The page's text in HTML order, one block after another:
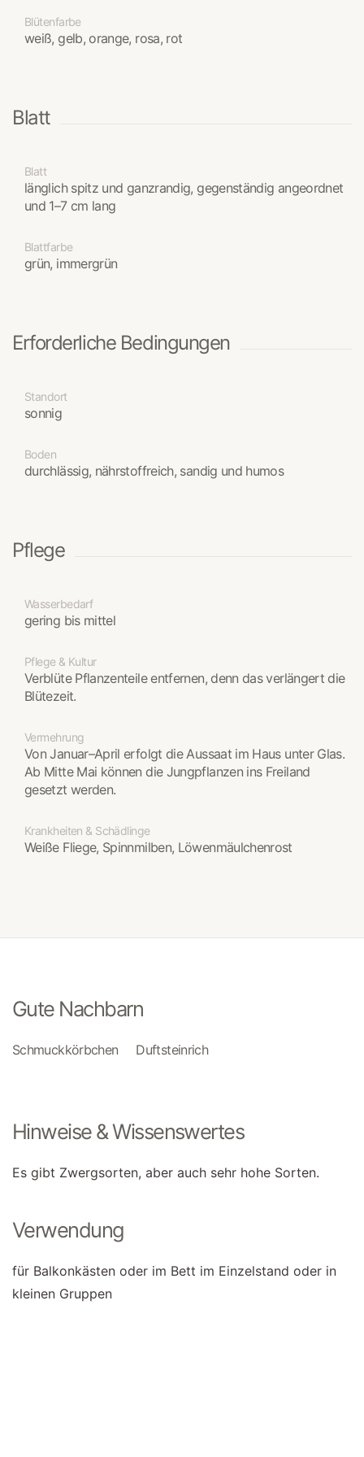
Blütenfarbe
weiß, gelb, orange, rosa, rot
Blatt
Blatt
länglich spitz und ganzrandig, gegenständig angeordnet
und 1–7 cm lang
Blattfarbe
grün, immergrün
Erforderliche Bedingungen
Standort
sonnig
Boden
durchlässig, nährstoffreich, sandig und humos
Pflege
Wasserbedarf
gering bis mittel
Pflege & Kultur
Verblüte Pflanzenteile entfernen, denn das verlängert die
Blütezeit.
Vermehrung
Von Januar–April erfolgt die Aussaat im Haus unter Glas.
Ab Mitte Mai können die Jungpflanzen ins Freiland
gesetzt werden.
Krankheiten & Schädlinge
Weiße Fliege, Spinnmilben, Löwenmäulchenrost
Gute Nachbarn
Schmuckkörbchen Duftsteinrich
Hinweise & Wissenswertes
Es gibt Zwergsorten, aber auch sehr hohe Sorten.
Verwendung
für Balkonkästen oder im Bett im Einzelstand oder in
kleinen Gruppen